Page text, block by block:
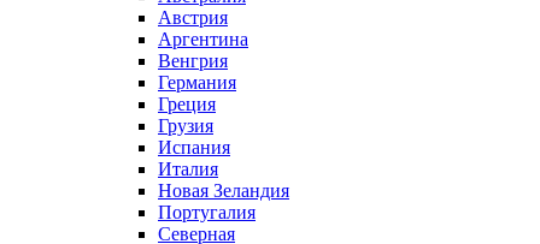
Австрия
Аргентина
Венгрия
Германия
Греция
Грузия
Испания
Италия
Новая Зеландия
Португалия
Северная